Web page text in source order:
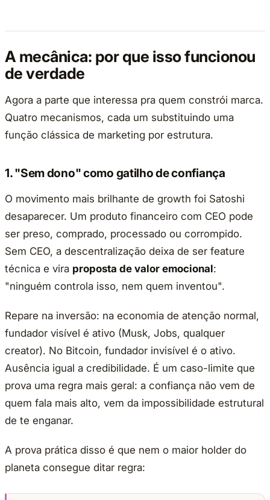
A mecânica: por que isso funcionou
de verdade
Agora a parte que interessa pra quem constrói marca.
Quatro mecanismos, cada um substituindo uma
função clássica de marketing por estrutura.
1. "Sem dono" como gatilho de confiança
O movimento mais brilhante de growth foi Satoshi
desaparecer. Um produto financeiro com CEO pode
ser preso, comprado, processado ou corrompido.
Sem CEO, a descentralização deixa de ser feature
técnica e vira proposta de valor emocional:
"ninguém controla isso, nem quem inventou".
Repare na inversão: na economia de atenção normal,
fundador visível é ativo (Musk, Jobs, qualquer
creator). No Bitcoin, fundador invisível é o ativo.
Ausência igual a credibilidade. É um caso-limite que
prova uma regra mais geral: a confiança não vem de
quem fala mais alto, vem da impossibilidade estrutural
de te enganar.
A prova prática disso é que nem o maior holder do
planeta consegue ditar regra: